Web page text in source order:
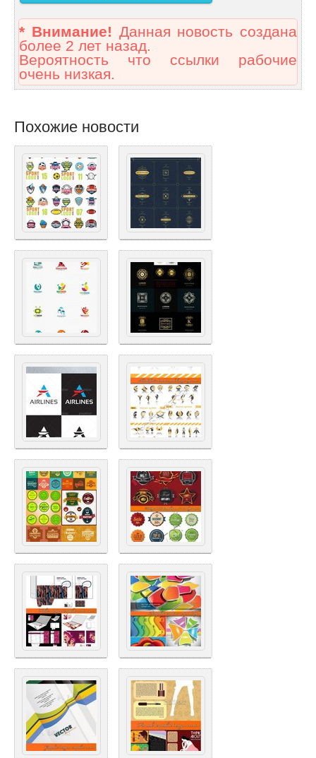
* Внимание! Данная новость создана
более 2 лет назад.
Вероятность что ссылки рабочие
очень низкая.
Похожие новости